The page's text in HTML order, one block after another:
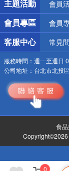
0
主題活動 會員
會員專區 會員
客服中心 常見
服務時間： 週一至週日
公司地址： 台北市北投
食
Copyright©2026